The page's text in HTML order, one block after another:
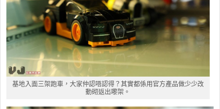
基地入面三架跑車，大家仲認唔認得？其實都係用官方產品做少少改
動砌返出嚟架。